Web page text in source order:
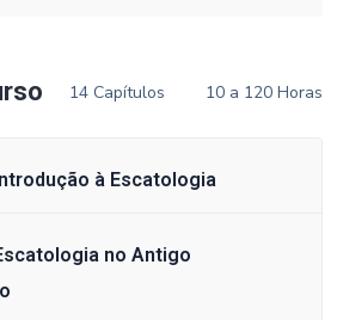
14 Capítulos 10 a 120 Horas
à Escatologia
no Antigo